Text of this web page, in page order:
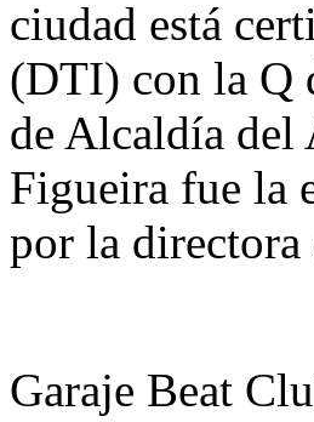
ciudad está
(DTI) con la Q
de Alcaldía del
Figueira fue la
por la
Garaje Beat